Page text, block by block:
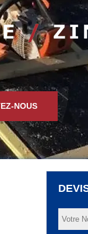
NOUS